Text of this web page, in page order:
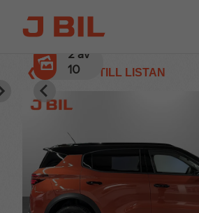
❮ TILLBAKA TILL LISTAN
2av
10